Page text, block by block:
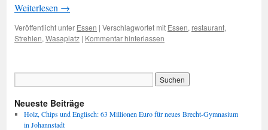
Weiterlesen →
Veröffentlicht unter Essen | Verschlagwortet mit Essen, restaurant,
Strehlen, Wasaplatz | Kommentar hinterlassen
Neueste Beiträge
Holz, Chips und Englisch: 63 Millionen Euro für neues Brecht-Gymnasium
in Johannstadt